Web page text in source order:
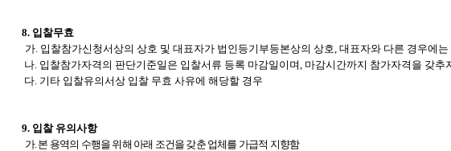
8. 입찰무효
가. 입찰참가신청서상의 상호 및 대표자가 법인등기부등본상의 상호, 대표자와 다른 경우에
나. 입찰참가자격의 판단기준일은 입찰서류 등록 마감일이며, 마감시간까지 참가자격을 갖추
다. 기타 입찰유의서상 입찰 무효 사유에 해당할 경우
9. 입찰 유의사항
가. 본 용역의 수행을 위해 아래 조건을 갖춘 업체를 가급적 지향함